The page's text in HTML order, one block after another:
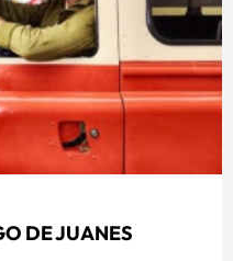
DE JUANES